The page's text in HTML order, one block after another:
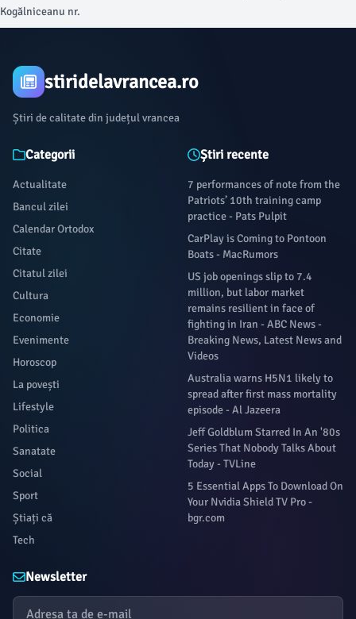
Kogălniceanu nr.
stiridelavrancea.ro
Știri de calitate din județul vrancea
Categorii
Actualitate
Bancul zilei
Calendar Ortodox
Citate
Citatul zilei
Cultura
Economie
Evenimente
Horoscop
La povești
Lifestyle
Politica
Sanatate
Social
Sport
Știați că
Tech
Știri recente
7 performances of note from the
Patriots’ 10th training camp
practice - Pats Pulpit
CarPlay is Coming to Pontoon
Boats - MacRumors
US job openings slip to 7.4
million, but labor market
remains resilient in face of
fighting in Iran - ABC News -
Breaking News, Latest News and
Videos
Australia warns H5N1 likely to
spread after first mass mortality
episode - Al Jazeera
Jeff Goldblum Starred In An '80s
Series That Nobody Talks About
Today - TVLine
5 Essential Apps To Download On
Your Nvidia Shield TV Pro -
bgr.com
Newsletter